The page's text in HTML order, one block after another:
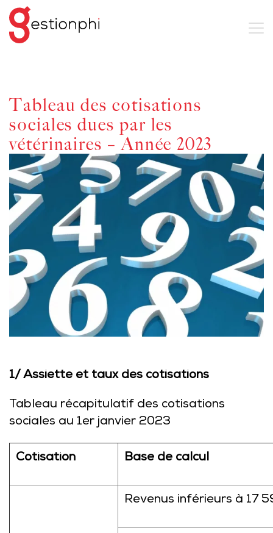
Tableau des cotisations
sociales dues par les
vétérinaires – Année 2023
1/ Assiette et taux des cotisations
Tableau récapitulatif des cotisations
sociales au 1er janvier 2023
Cotisation Base de calcul
Revenus inférieurs à 17